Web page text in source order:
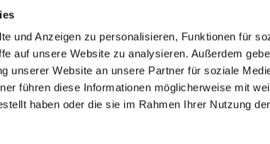
und Anzeigen zu personalisieren, Funktionen für
auf unsere Website zu analysieren. Außerdem
unserer Website an unsere Partner für soziale
führen diese Informationen möglicherweise mit
haben oder die sie im Rahmen Ihrer Nutzung